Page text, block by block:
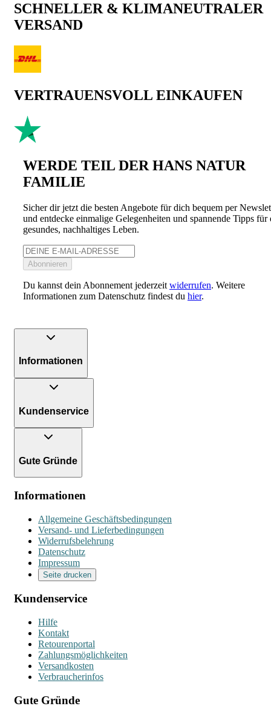
SCHNELLER & KLIMANEUTRALER
VERSAND
VERTRAUENSVOLL EINKAUFEN
WERDE TEIL DER HANS NATUR
FAMILIE
Sicher dir jetzt die besten Angebote für dich bequem per
und entdecke einmalige Gelegenheiten und spannende Tipps für
gesundes, nachhaltiges Leben.
Abonnieren
Du kannst dein Abonnement jederzeit widerrufen. Weitere
Informationen zum Datenschutz findest du hier.
Informationen
Kundenservice
Gute Gründe
Informationen
Allgemeine Geschäftsbedingungen
Versand- und Lieferbedingungen
Widerrufsbelehrung
Datenschutz
Impressum
Seite drucken
Kundenservice
Hilfe
Kontakt
Retourenportal
Zahlungsmöglichkeiten
Versandkosten
Verbraucherinfos
Gute Gründe